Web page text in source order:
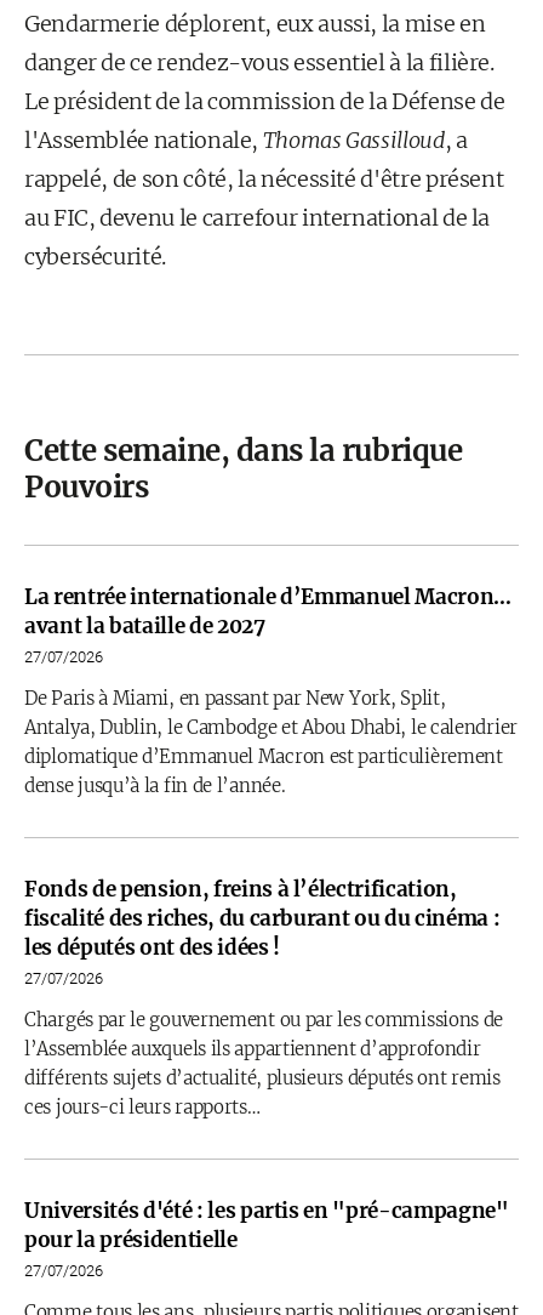
Gendarmerie déplorent, eux aussi, la mise en
danger de ce rendez-vous essentiel à la filière.
Le président de la commission de la Défense de
l'Assemblée nationale, Thomas Gassilloud, a
rappelé, de son côté, la nécessité d'être présent
au FIC, devenu le carrefour international de la
cybersécurité.
Cette semaine, dans la rubrique
Pouvoirs
La rentrée internationale d’Emmanuel Macron…
avant la bataille de 2027
27/07/2026
De Paris à Miami, en passant par New York, Split,
Antalya, Dublin, le Cambodge et Abou Dhabi, le calendrier
diplomatique d’Emmanuel Macron est particulièrement
dense jusqu’à la fin de l’année.
Fonds de pension, freins à l’électrification,
fiscalité des riches, du carburant ou du cinéma :
les députés ont des idées !
27/07/2026
Chargés par le gouvernement ou par les commissions de
l’Assemblée auxquels ils appartiennent d’approfondir
différents sujets d’actualité, plusieurs députés ont remis
ces jours-ci leurs rapports…
Universités d'été : les partis en "pré-campagne"
pour la présidentielle
27/07/2026